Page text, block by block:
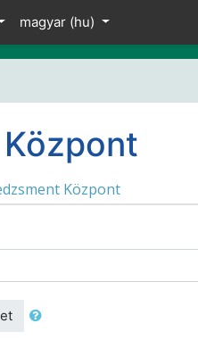
magyar ‎(hu)‎
Központ